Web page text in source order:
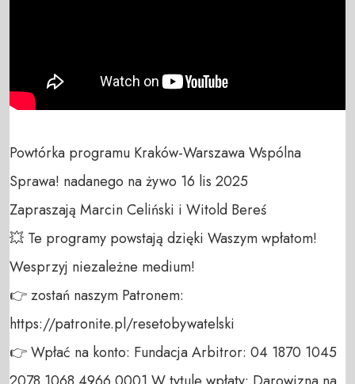
Powtórka programu Kraków-Warszawa Wspólna
Sprawa! nadanego na żywo 16 lis 2025
Zapraszają Marcin Celiński i Witold Bereś
💥 Te programy powstają dzięki Waszym wpłatom!
Wesprzyj niezależne medium!
👉 zostań naszym Patronem:
https://patronite.pl/resetobywatelski
👉 Wpłać na konto: Fundacja Arbitror: 04 1870 1045